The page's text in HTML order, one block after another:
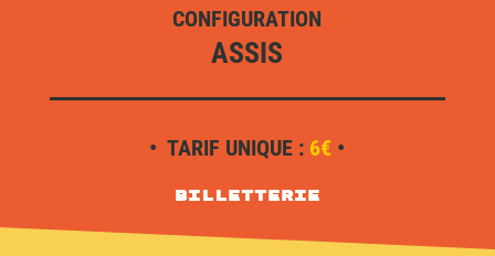
CONFIGURATION
ASSIS
• TARIF UNIQUE : 6€ •
Billetterie